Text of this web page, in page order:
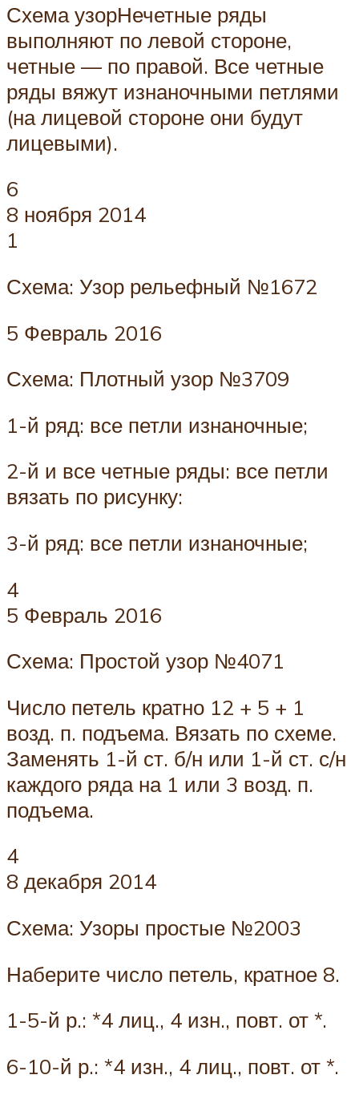
Схема узорНечетные ряды
выполняют по левой стороне,
четные — по правой. Все четные
ряды вяжут изнаночными петлями
(на лицевой стороне они будут
лицевыми).
6
8 ноября 2014
1
Схема: Узор рельефный №1672
5 Февраль 2016
Схема: Плотный узор №3709
1-й ряд: все петли изнаночные;
2-й и все четные ряды: все петли
вязать по рисунку:
3-й ряд: все петли изнаночные;
4
5 Февраль 2016
Схема: Простой узор №4071
Число петель кратно 12 + 5 + 1
возд. п. подъема. Вязать по схеме.
Заменять 1-й ст. б/н или 1-й ст. с/н
каждого ряда на 1 или 3 возд. п.
подъема.
4
8 декабря 2014
Схема: Узоры простые №2003
Наберите число петель, кратное 8.
1-5-й р.: *4 лиц., 4 изн., повт. от *.
6-10-й р.: *4 изн., 4 лиц., повт. от *.